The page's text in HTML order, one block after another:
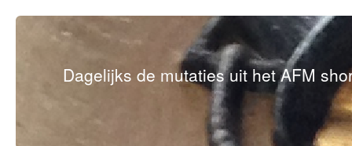
Dagelijks de mutaties uit het AFM